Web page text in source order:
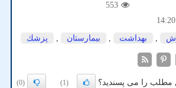
553
, بهداشت , بیمارستان , پزشك
مطلب را می پسندید؟ (1)
(0)